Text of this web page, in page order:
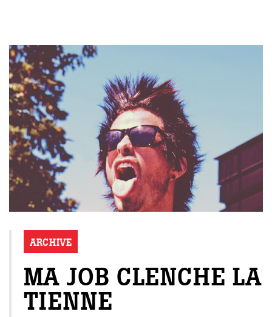
ARCHIVE
MA JOB CLENCHE LA
TIENNE